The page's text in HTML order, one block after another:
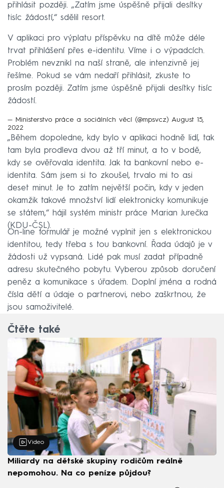
přihlásit později. „Zatím jsme úspěšně přijali desítky
tisíc žádostí,“ sdělil resort.
V aplikaci pro výplatu příspěvku na dítě může déle
trvat přihlášení přes e-identitu. Víme i o výpadcích.
Problém nevznikl na naší straně, ale intenzivně jej
řešíme. Pokud se vám nedaří přihlásit, zkuste to
prosím později. Zatím jsme úspěšně přijali desítky tisíc
žádostí.
— Ministerstvo práce a sociálních věcí (@mpsvcz) August 15,
2022
„Během dopoledne, kdy bylo v aplikaci hodně lidí, tak
tam byla prodleva dvou až tří minut, a to v bodě,
kdy se ověřovala identita. Jak ta bankovní nebo e-
identita. Sám jsem si to zkoušel, trvalo mi to asi
deset minut. Je to zatím největší počin, kdy v jeden
okamžik takové množství lidí elektronicky komunikuje
se státem,“ hájil systém ministr práce Marian Jurečka
(KDU-ČSL).
On-line formulář je možné vyplnit jen s elektronickou
identitou, tedy třeba s tou bankovní. Řada údajů je v
žádosti už vypsaná. Lidé pak musí zadat případně
adresu skutečného pobytu. Vyberou způsob doručení
peněz a komunikace s úřadem. Doplní jména a rodná
čísla dětí a údaje o partnerovi, nebo zaškrtnou, že
jsou samoživitelé.
Čtěte také
Video
Miliardy na dětské skupiny rodičům reálně
nepomohou. Na co peníze půjdou?